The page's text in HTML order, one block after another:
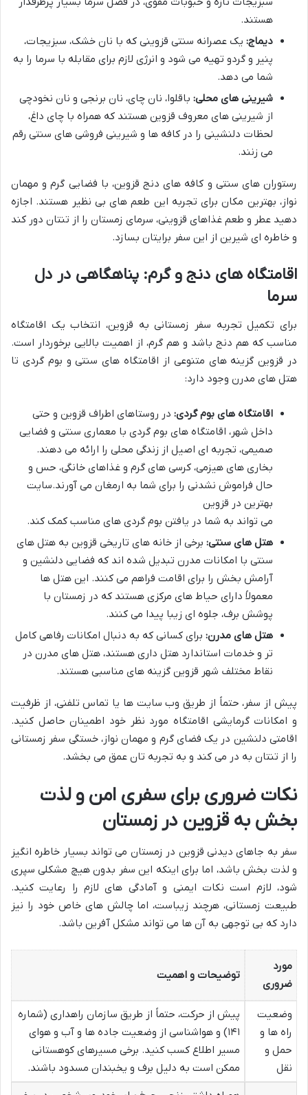
هستند.
دیماج: یک عصرانه سنتی قزوینی که با نان خشک، سبزیجات،
پنیر و گردو تهیه می شود و انرژی لازم برای مقابله با سرما را به
شما می دهد.
شیرینی های محلی: باقلوا، نان چای، نان برنجی و نان نخودچی
از شیرینی های معروف قزوین هستند که همراه با چای داغ،
لحظات دلنشینی را در کافه ها و شیرینی فروشی های سنتی رقم
می زنند.
رستوران های سنتی و کافه های دنج قزوین، با فضایی گرم و مهمان
نواز، بهترین مکان برای تجربه این طعم های بی نظیر هستند. اجازه
دهید عطر و طعم غذاهای قزوینی، سرمای زمستان را از تنتان دور کند
و خاطره ای شیرین از این سفر برایتان بسازد.
اقامتگاه های دنج و گرم: پناهگاهی در دل
سرما
برای تکمیل تجربه سفر زمستانی به قزوین، انتخاب یک اقامتگاه
مناسب که هم دنج باشد و هم گرم، از اهمیت بالایی برخوردار است.
در قزوین گزینه های متنوعی از اقامتگاه های سنتی و بوم گردی تا
هتل های مدرن وجود دارد:
اقامتگاه های بوم گردی: در روستاهای اطراف قزوین و حتی
داخل شهر، اقامتگاه های بوم گردی با معماری سنتی و فضایی
صمیمی، تجربه ای اصیل از زندگی محلی را ارائه می دهند.
بخاری های هیزمی، کرسی های گرم و غذاهای خانگی، حس و
حال فراموش نشدنی را برای شما به ارمغان می آورند.سایت
بهترین در قزوين
می تواند به شما در یافتن بوم گردی های مناسب کمک کند.
هتل های سنتی: برخی از خانه های تاریخی قزوین به هتل های
سنتی با امکانات مدرن تبدیل شده اند که فضایی دلنشین و
آرامش بخش را برای اقامت فراهم می کنند. این هتل ها
معمولاً دارای حیاط های مرکزی هستند که در زمستان با
پوشش برف، جلوه ای زیبا پیدا می کنند.
هتل های مدرن: برای کسانی که به دنبال امکانات رفاهی کامل
تر و خدمات استاندارد هتل داری هستند، هتل های مدرن در
نقاط مختلف شهر قزوین گزینه های مناسبی هستند.
پیش از سفر، حتماً از طریق وب سایت ها یا تماس تلفنی، از ظرفیت
و امکانات گرمایشی اقامتگاه مورد نظر خود اطمینان حاصل کنید.
اقامتی دلنشین در یک فضای گرم و مهمان نواز، خستگی سفر زمستانی
را از تنتان به در می کند و به تجربه تان عمق می بخشد.
نکات ضروری برای سفری امن و لذت
بخش به قزوین در زمستان
سفر به جاهای دیدنی قزوین در زمستان می تواند بسیار خاطره انگیز
و لذت بخش باشد، اما برای اینکه این سفر بدون هیچ مشکلی سپری
شود، لازم است نکات ایمنی و آمادگی های لازم را رعایت کنید.
طبیعت زمستانی، هرچند زیباست، اما چالش های خاص خود را نیز
دارد که بی توجهی به آن ها می تواند مشکل آفرین باشد.
مورد
ضروری
توضیحات و اهمیت
وضعیت
راه ها و
حمل و
نقل
پیش از حرکت، حتماً از طریق سازمان راهداری (شماره
۱۴۱) و هواشناسی از وضعیت جاده ها و آب و هوای
مسیر اطلاع کسب کنید. برخی مسیرهای کوهستانی
ممکن است به دلیل برف و یخبندان مسدود باشند.